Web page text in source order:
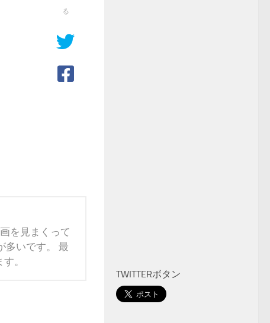
る
を見まくって
多いです。 最
。
TWITTERボタン